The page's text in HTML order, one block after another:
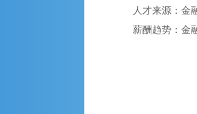
人才来源：金
薪酬趋势：金